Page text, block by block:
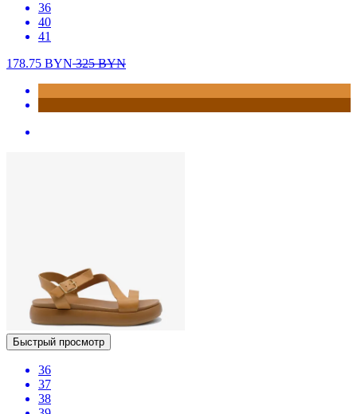
36
40
41
178.75 BYN325BYN
Быстрый просмотр
36
37
38